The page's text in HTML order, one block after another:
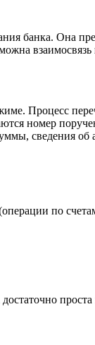
банка. Она
Процесс
номер
сведения об
по